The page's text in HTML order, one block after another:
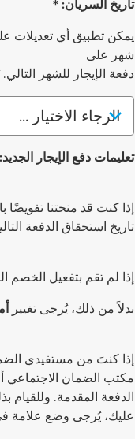
تاريخ السريان: *
يمكن تطبيق أي تعديلات
شهر على
دفعة الإيجار للشهر
تعليمات دفع الإيجار الجديد:
إذا كنت قد منحتنا
تاريخ استحقاق الدفعة
إذا لم تقم بتفعيل الخصم
بدلاً من ذلك، يُرجى تغيير
إذا كنتَ من مستفيدي
مكتب الضمان الاجتماعي
الدفعة المقدمة. وللقيام
عليك، يُرجى وضع علامة في